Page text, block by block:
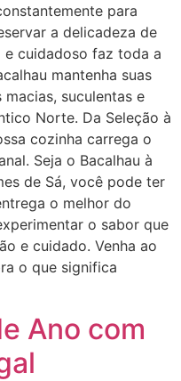
para
a delicadeza de
e cuidadoso faz toda a
mantenha suas
suculentas e
Norte. Da Seleção à
cozinha carrega o
Seja o Bacalhau à
de Sá, você pode ter
o melhor do
o sabor que
e cuidado. Venha ao
o que significa
Ano com